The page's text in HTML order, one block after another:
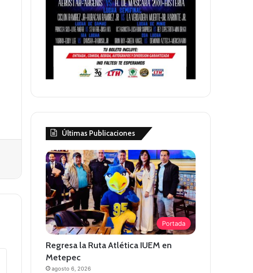
Últimas Publicaciones
Portada
Regresa la Ruta Atlética IUEM en
Metepec
agosto 6, 2026